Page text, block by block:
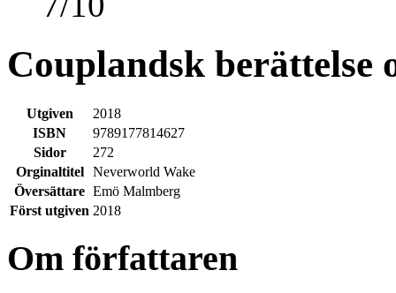
Couplandsk berättelse
Utgiven
2018
ISBN
9789177814627
Sidor
272
Orginaltitel
Neverworld Wake
Översättare Emö Malmberg
Först utgiven 2018
Om författaren